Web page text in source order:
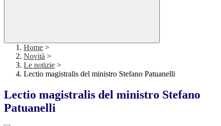
Home >
Novità >
Le notizie >
Lectio magistralis del ministro Stefano Patuanelli
Lectio magistralis del ministro Stefano
Patuanelli